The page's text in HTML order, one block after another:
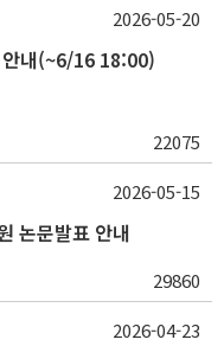
안내(~6/16 18:00)
22075
2026-05-20
논문발표 안내
29860
2026-05-15
2026-04-23